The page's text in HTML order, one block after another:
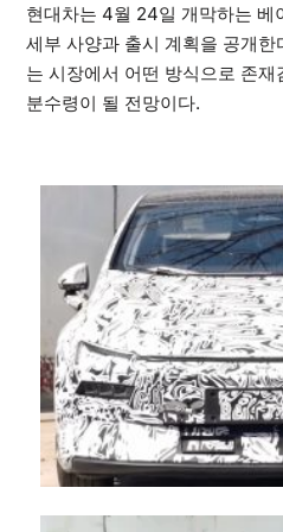
현대차는 4월 24일 개막하는 베
세부 사양과 출시 계획을 공개
는 시장에서 어떤 방식으로 존
분수령이 될 전망이다.